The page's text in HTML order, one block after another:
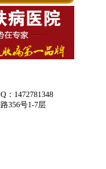
：1472781348
356号1-7层